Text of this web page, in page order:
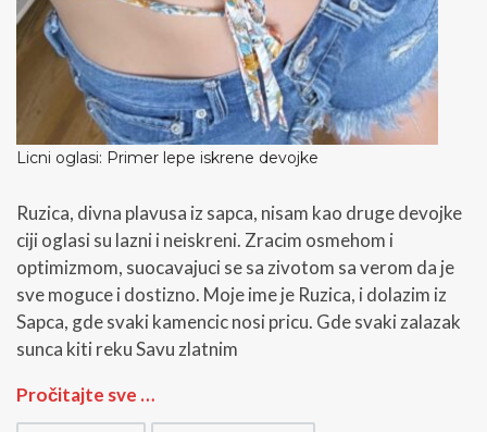
Licni oglasi: Primer lepe iskrene devojke
Ruzica, divna plavusa iz sapca, nisam kao druge devojke
ciji oglasi su lazni i neiskreni. Zracim osmehom i
optimizmom, suocavajuci se sa zivotom sa verom da je
sve moguce i dostizno. Moje ime je Ruzica, i dolazim iz
Sapca, gde svaki kamencic nosi pricu. Gde svaki zalazak
sunca kiti reku Savu zlatnim
L
Pročitajte sve …